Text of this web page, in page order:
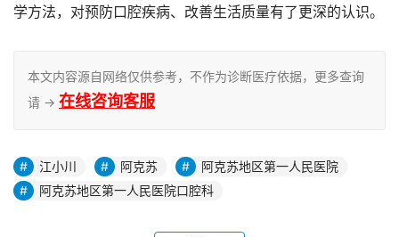
学方法，对预防口腔疾病、改善生活质量有了更深的认识。
本文内容源自网络仅供参考，不作为诊断医疗依据，更多查询
请 → 在线咨询客服
江小川 阿克苏
阿克苏地区第一人民医院
阿克苏地区第一人民医院口腔科